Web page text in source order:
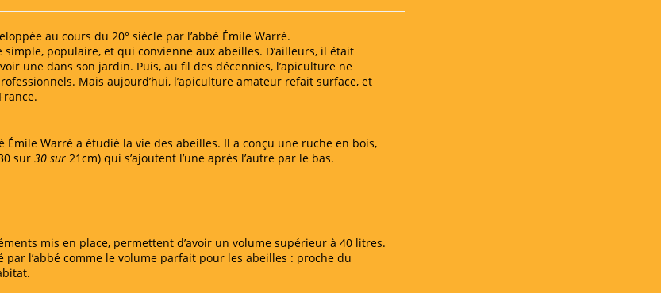
publication :
au cours du 20° siècle par l’abbé Émile Warré.
populaire, et qui convienne aux abeilles. D’ailleurs, il était
une dans son jardin. Puis, au fil des décennies, l’apiculture ne
Mais aujourd’hui, l’apiculture amateur refait surface, et
Émile Warré a étudié la vie des abeilles. Il a conçu une ruche en bois,
sur 30 sur 21cm) qui s’ajoutent l’une après l’autre par le bas.
mis en place, permettent d’avoir un volume supérieur à 40 litres.
par l’abbé comme le volume parfait pour les abeilles : proche du